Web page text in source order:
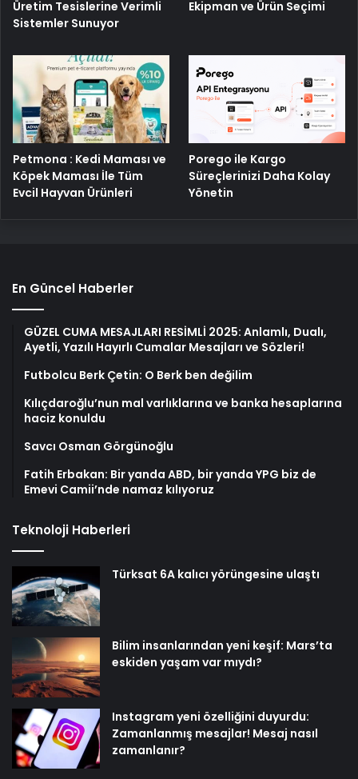
Üretim Tesislerine Verimli
Sistemler Sunuyor
Ekipman ve Ürün Seçimi
Petmona : Kedi Maması ve
Köpek Maması İle Tüm
Evcil Hayvan Ürünleri
Porego ile Kargo
Süreçlerinizi Daha Kolay
Yönetin
En Güncel Haberler
GÜZEL CUMA MESAJLARI RESİMLİ 2025: Anlamlı, Dualı,
Ayetli, Yazılı Hayırlı Cumalar Mesajları ve Sözleri!
Futbolcu Berk Çetin: O Berk ben değilim
Kılıçdaroğlu’nun mal varlıklarına ve banka hesaplarına
haciz konuldu
Savcı Osman Görgünoğlu
Fatih Erbakan: Bir yanda ABD, bir yanda YPG biz de
Emevi Camii’nde namaz kılıyoruz
Teknoloji Haberleri
Türksat 6A kalıcı yörüngesine ulaştı
Bilim insanlarından yeni keşif: Mars’ta
eskiden yaşam var mıydı?
Instagram yeni özelliğini duyurdu:
Zamanlanmış mesajlar! Mesaj nasıl
zamanlanır?